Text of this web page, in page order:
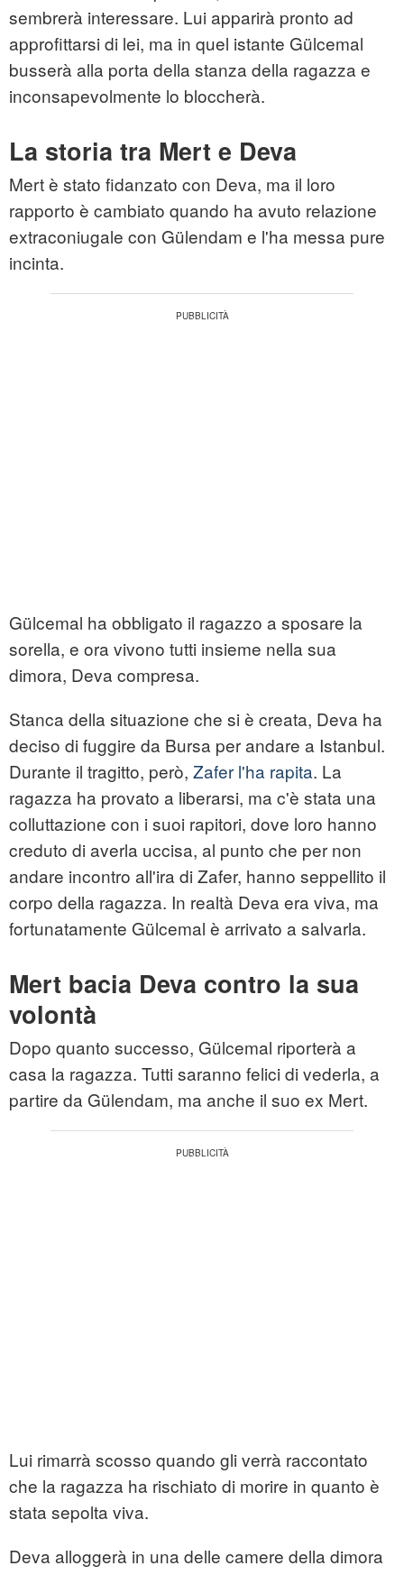
sembrerà interessare. Lui apparirà pronto ad
approfittarsi di lei, ma in quel istante Gülcemal
busserà alla porta della stanza della ragazza e
inconsapevolmente lo bloccherà.
La storia tra Mert e Deva
Mert è stato fidanzato con Deva, ma il loro
rapporto è cambiato quando ha avuto relazione
extraconiugale con Gülendam e l'ha messa pure
incinta.
Gülcemal ha obbligato il ragazzo a sposare la
sorella, e ora vivono tutti insieme nella sua
dimora, Deva compresa.
Stanca della situazione che si è creata, Deva ha
deciso di fuggire da Bursa per andare a Istanbul.
Durante il tragitto, però, Zafer l'ha rapita. La
ragazza ha provato a liberarsi, ma c'è stata una
colluttazione con i suoi rapitori, dove loro hanno
creduto di averla uccisa, al punto che per non
andare incontro all'ira di Zafer, hanno seppellito il
corpo della ragazza. In realtà Deva era viva, ma
fortunatamente Gülcemal è arrivato a salvarla.
Mert bacia Deva contro la sua
volontà
Dopo quanto successo, Gülcemal riporterà a
casa la ragazza. Tutti saranno felici di vederla, a
partire da Gülendam, ma anche il suo ex Mert.
Lui rimarrà scosso quando gli verrà raccontato
che la ragazza ha rischiato di morire in quanto è
stata sepolta viva.
Deva alloggerà in una delle camere della dimora